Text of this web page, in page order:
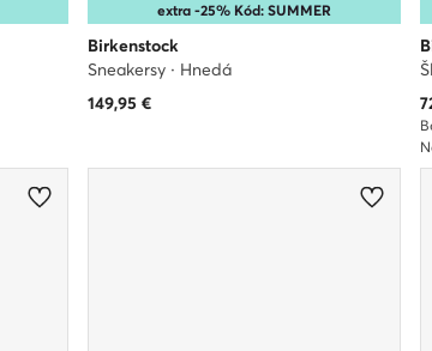
extra -25% Kód: SUMMER
Birkenstock
Sneakersy · Hnedá
149,95 €